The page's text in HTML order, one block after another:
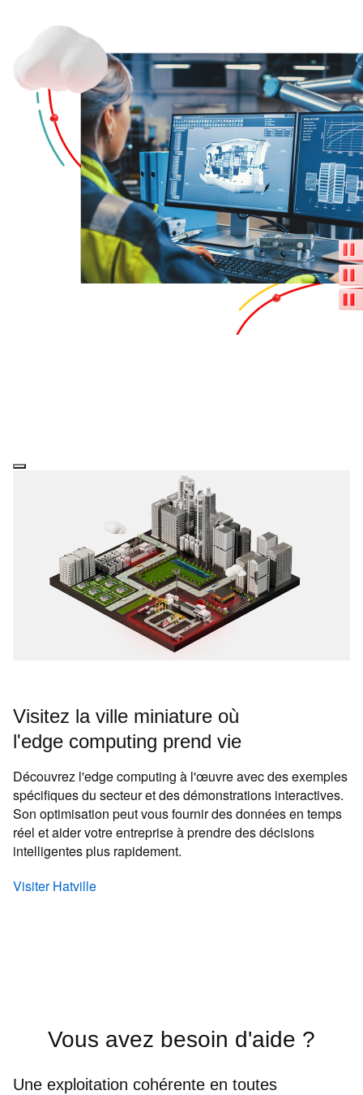
Visitez la ville miniature où
l'edge computing prend vie
Découvrez l'edge computing à l'œuvre avec des exemples
spécifiques du secteur et des démonstrations interactives.
Son optimisation peut vous fournir des données en temps
réel et aider votre entreprise à prendre des décisions
intelligentes plus rapidement.
Visiter Hatville
Vous avez besoin d'aide ?
Une exploitation cohérente en toutes